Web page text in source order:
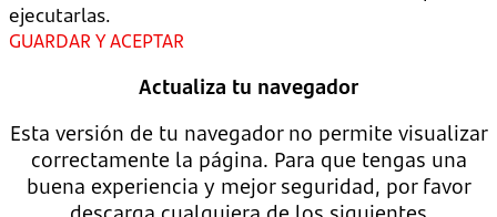
ejecutarlas.
GUARDAR Y ACEPTAR
Actualiza tu navegador
Esta versión de tu navegador no permite visualizar
correctamente la página. Para que tengas una
buena experiencia y mejor seguridad, por favor